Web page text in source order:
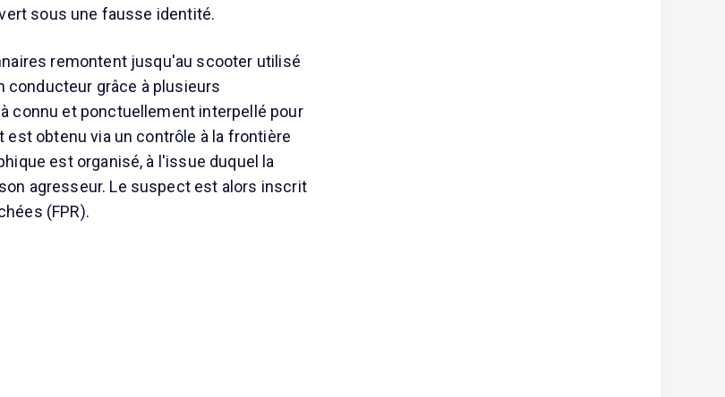
sous une fausse identité.
remontent jusqu'au scooter utilisé
conducteur grâce à plusieurs
connu et ponctuellement interpellé pour
obtenu via un contrôle à la frontière
est organisé, à l'issue duquel la
agresseur. Le suspect est alors inscrit
(FPR).